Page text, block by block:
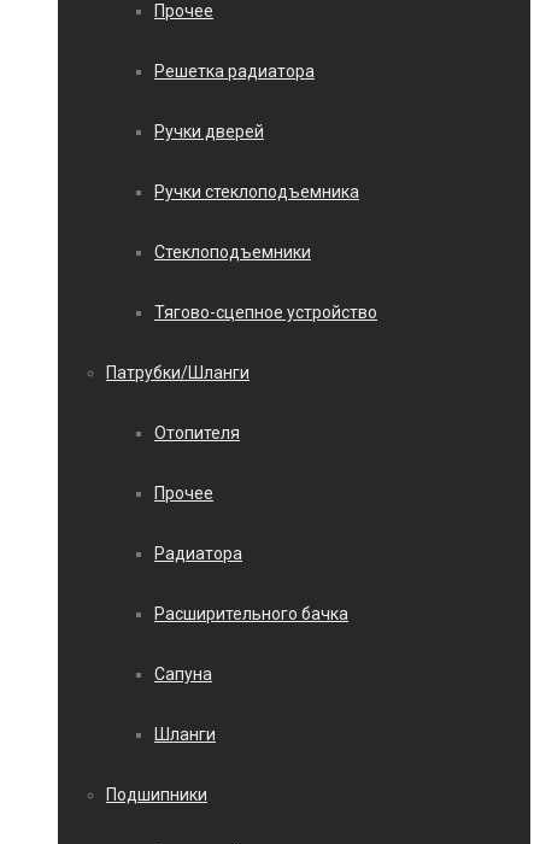
Прочее
Решетка радиатора
Ручки дверей
Ручки стеклоподъемника
Стеклоподъемники
Тягово-сцепное устройство
Патрубки/Шланги
Отопителя
Прочее
Радиатора
Расширительного бачка
Сапуна
Шланги
Подшипники